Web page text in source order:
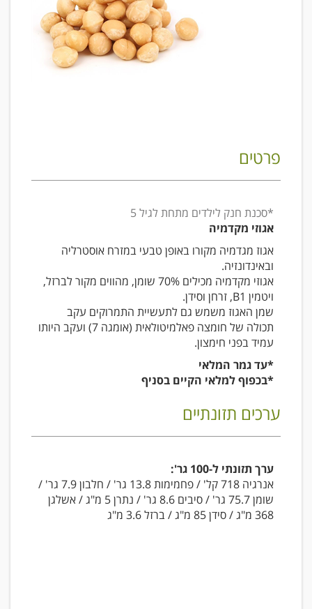
פרטים
*סכנת חנק לילדים מתחת לגיל 5
אגוזי מקדמיה
אגוז מגדמיה מקורו באופן טבעי במזרח אוסטרליה
ובאינדונזיה.
אגוזי מקדמיה מכילים 70% שומן, מהווים מקור לברזל,
ויטמין B1, זרחן וסידן.
שמן האגוז משמש גם לתעשיית התמרוקים עקב
תכולה של חומצה פאלמיטולאית (אומגה 7) ועקב היותו
עמיד בפני חימצון.
*עד גמר המלאי
*בכפוף למלאי הקיים בסניף
ערכים תזונתיים
ערך תזונתי ל-100 גר':
אנרגיה 718 קל' / פחמימות 13.8 גר' / חלבון 7.9 גר' /
שומן 75.7 גר' / סיבים 8.6 גר' / נתרן 5 מ"ג / אשלגן
368 מ"ג / סידן 85 מ"ג / ברזל 3.6 מ"ג